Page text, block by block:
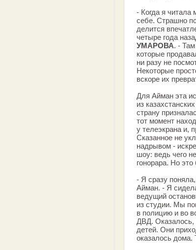
- Когда я читала
себе. Страшно
делится
четыре года
УМАРОВА. -
которые
ни разу не
Некоторые
вскоре их
Для Айман эта
из
страну
тот момент
у теле­экрана и,
Сказанное не
надрывом -
шоу: ведь чего
гонорара. Но
- Я сразу
Айман. - Я
ведущий
из студии. Мы
в полицию и во
ДВД. Оказалось,
детей. Они
оказалось дома.